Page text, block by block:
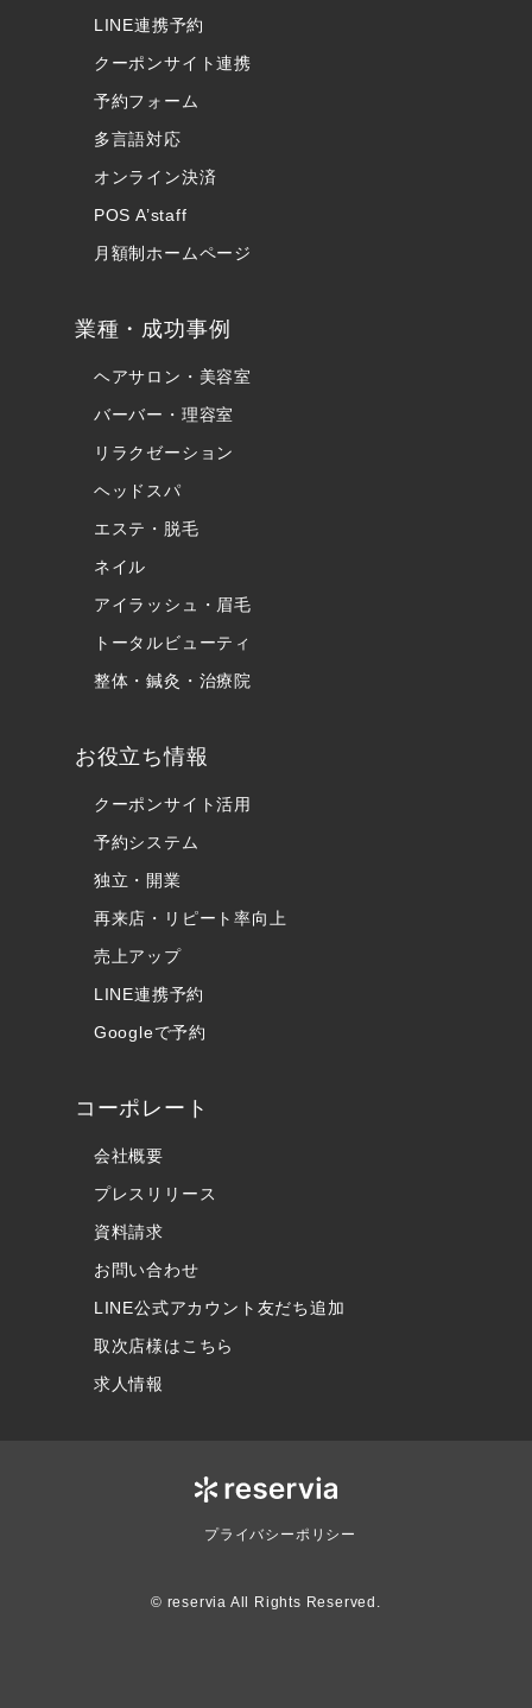
LINE連携予約
クーポンサイト連携
予約フォーム
多言語対応
オンライン決済
POS A’staff
月額制ホームページ
業種・成功事例
ヘアサロン・美容室
バーバー・理容室
リラクゼーション
ヘッドスパ
エステ・脱毛
ネイル
アイラッシュ・眉毛
トータルビューティ
整体・鍼灸・治療院
お役立ち情報
クーポンサイト活用
予約システム
独立・開業
再来店・リピート率向上
売上アップ
LINE連携予約
Googleで予約
コーポレート
会社概要
プレスリリース
資料請求
お問い合わせ
LINE公式アカウント友だち追加
取次店様はこちら
求人情報
プライバシーポリシー
© reservia All Rights Reserved.